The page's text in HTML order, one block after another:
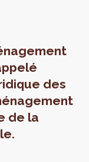
des
de la